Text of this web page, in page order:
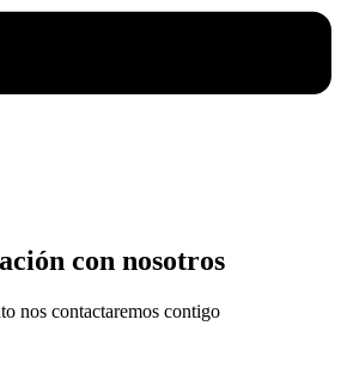
con nosotros
nos contactaremos contigo